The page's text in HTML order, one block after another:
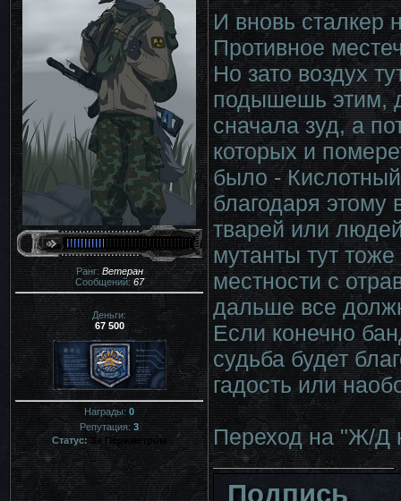
Ранг: Ветеран
Сообщений:67
Деньги:
67 500
Награды: 0
Репутация: 3
Статус: За Периметром
И вновь сталкер
Противное
Но зато воздух
подышешь этим,
сначала зуд, а
которых и
было -
благодаря этому
тварей или
мутанты тут
местности с
дальше все
Если конечно
судьба будет
гадость или
Переход на "Ж/Д
Подпись